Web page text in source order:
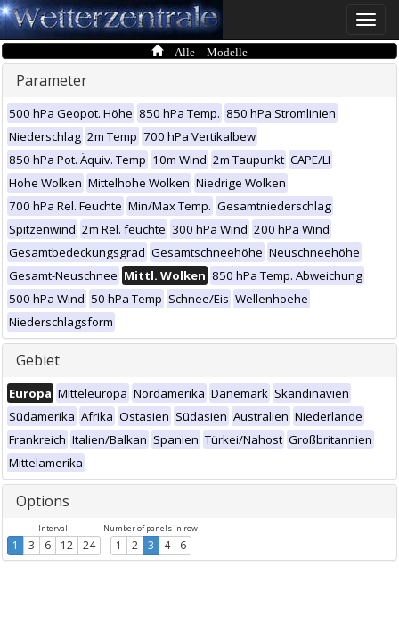
Toggle
Alle Modelle
Parameter
500 hPa Geopot. Höhe 850 hPa Temp. 850 hPa Stromlinien
Niederschlag 2m Temp 700 hPa Vertikalbew
850 hPa Pot. Äquiv. Temp 10m Wind 2m Taupunkt CAPE/LI
Hohe Wolken Mittelhohe Wolken Niedrige Wolken
700 hPa Rel. Feuchte Min/Max Temp. Gesamtniederschlag
Spitzenwind 2m Rel. feuchte 300 hPa Wind 200 hPa Wind
Gesamtbedeckungsgrad Gesamtschneehöhe Neuschneehöhe
Gesamt-Neuschnee Mittl. Wolken 850 hPa Temp. Abweichung
500 hPa Wind 50 hPa Temp Schnee/Eis Wellenhoehe
Niederschlagsform
Gebiet
Europa Mitteleuropa Nordamerika Dänemark Skandinavien
Südamerika Afrika Ostasien Südasien Australien Niederlande
Frankreich Italien/Balkan Spanien Türkei/Nahost Großbritannien
Mittelamerika
Options
Intervall
1 3 6 12 24
Number of panels in row
1 2 3 4 6